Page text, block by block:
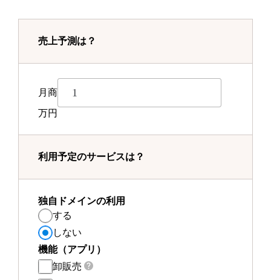
売上予測は？
月商
万円
利用予定のサービスは？
独自ドメインの利用
する
しない
機能（アプリ）
卸販売